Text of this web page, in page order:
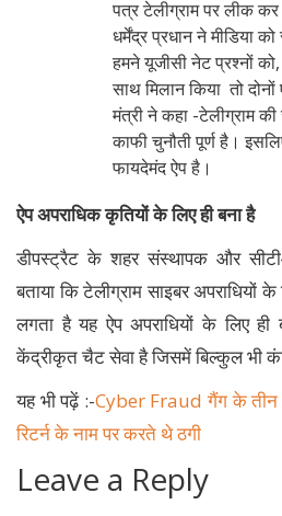
पत्र टेलीग्राम पर लीक कर
धर्मेंद्र प्रधान ने मीडिया
हमने यूजीसी नेट प्रश्नों
साथ मिलान किया तो
मंत्री ने कहा -टेलीग्राम
काफी चुनौती पूर्ण है।
फायदेमंद ऐप है।
ऐप अपराधिक कृतियों के लिए ही बना है
डीपस्ट्रैट के शहर संस्थापक और
बताया कि टेलीग्राम साइबर अपराधियों
लगता है यह ऐप अपराधियों के लिए
केंद्रीकृत चैट सेवा है जिसमें बिल्कुल भी
यह भी पढ़ें :-Cyber Fraud गैंग के तीन
रिटर्न के नाम पर करते थे ठगी
Leave a Reply